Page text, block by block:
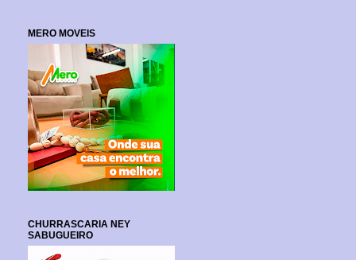
MERO MOVEIS
CHURRASCARIA NEY
SABUGUEIRO